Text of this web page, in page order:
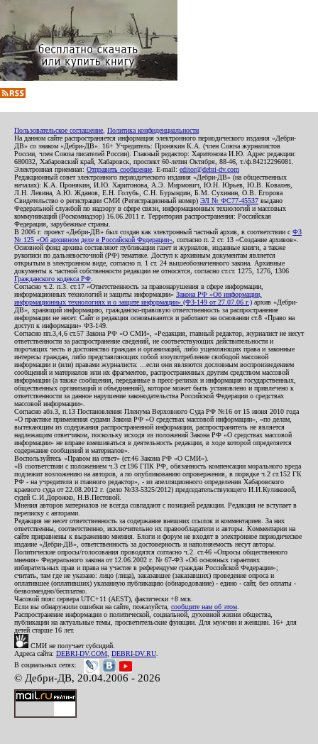
Пользовательское соглашение Политика конфиденциальности
На данном сайте распространяется информация электронного периодического издания «Дебри-
ДВ» со знаком «Дебри-ДВ». 16+ Учредитель: Пронякин К.А. (член Союза журналистов
России, член Союза писателей России). Главный редактор: Харитонова И.Ю. Адрес редакции:
680032, Хабаровский край, Хабаровск, проспект 60-летия Октября, 88-46, т./ф.84212296081.
Электронная приемная: Отправить сообщение . E-mail: editor@debri-dv.com
Редакционный совет электронного периодического издания «Дебри-ДВ» (на общественных
началах): К.А. Пронякин, И.Ю. Харитонова, А.Э. Мирмович, Ю.Н. Юрьев, Ю.В. Ковалев,
Л.Н. Левина, А.Ю. Жданов, Е.Н. Голубь, С.Н. Бурындин, Б.М. Сухинин, О.В. Егорова
Свидетельство о регистрации СМИ (Регистрационный номер) ЭЛ № ФС77-45537 выдано
Федеральной службой по надзору в сфере связи, информационных технологий и массовых
коммуникаций (Роскомнадзор) 16.06.2011 г. Территория распространения: Российская
Федерация, зарубежные страны.
В 2006 г. проект «Дебри-ДВ» был создан как электронный частный архив, в соответствии с ФЗ
№ 125 «Об архивном деле в Российской Федерации» , согласно п. 2 ст. 13 «Создание архивов».
Основной фонд архива составляют публикации газет и журналов, изданные книги, а также
рукописи по дальневосточной (РФ) тематике. Доступ к архивным документам является
открытым в электронном виде, согласно п. 1 ст. 24 вышеобозначенного закона. Архивные
документы к частной собственности редакции не относятся, согласно ст.ст. 1275, 1276, 1306
Гражданского кодекса РФ
Согласно ч.2. п.3. ст.17 «Ответственность за правонарушения в сфере информации,
информационных технологий и защиты информации» Закона РФ «Об информации,
информационных технологиях и о защите информации» (ФЗ-149 от 27.07.06 г.) архив «Дебри-
ДВ», хранящий информацию, гражданско-правовую ответственность за распространение
информации не несет. Сайт и редакция основываются и работают на основании ст.8 «Право на
доступ к информации» ФЗ-149.
Согласно пп.3,4,6 ст.57 Закона РФ «О СМИ», «Редакция, главный редактор, журналист не несут
ответственности за распространение сведений, не соответствующих действительности и
порочащих честь и достоинство граждан и организаций, либо ущемляющих права и законные
интересы граждан, либо представляющих собой злоупотребление свободой массовой
информации и (или) правами журналиста: ...если они являются дословным воспроизведением
сообщений и материалов или их фрагментов, распространенных другим средством массовой
информации (а также сообщения, переданные в пресс-релизах и информация государственных,
общественных организаций и объединений), которое может быть установлено и привлечено к
ответственности за данное нарушение законодательства Российской Федерации о средствах
массовой информации».
Согласно абз.3, п.13 Постановления Пленума Верховного Суда РФ №16 от 15 июня 2010 года
«О практике применения судами Закона РФ «О средствах массовой информации», «по делам,
вытекающим из содержания распространенной информации, распространитель не является
надлежащим ответчиком, поскольку исходя из положений Закона РФ «О средствах массовой
информации» не вправе вмешиваться в деятельность редакции, в ходе которой определяется
содержание сообщений и материалов».
Воспользуйтесь «Правом на ответ» (ст.46 Закона РФ «О СМИ»).
«В соответствии с положением ч.3 ст.196 ГПК РФ, обязанность компенсации морального вреда
подлежит возложению на авторов, а по опубликованию опровержения, в порядке ч.2 ст.152 ГК
РФ - на учредителя и главного редактор», - из апелляционного определения Хабаровского
краевого суда от 22.08.2012 г. (дело №33-5325/2012) председательствующего И.И.Куликовой,
судей С.И.Дорожко, Н.В.Пестовой.
Мнения авторов материалов не всегда совпадают с позицией редакции. Редакция не вступает в
переписку с авторами.
Редакция не несет ответственность за содержание внешних ссылок и комментариев. За них
ответственны, соответственно, исключительно их правообладатели и авторы. Комментарии на
сайте приравнены к выражению мнения. Блоги и форум не входят в электронное периодическое
издание «Дебри-ДВ», ответственность за достоверность и наполняемость несут авторы.
Политические опросы/голосования проводятся согласно ч.2. ст.46 «Опросы общественного
мнения» Федерального закона от 12.06.2002 г. № 67-ФЗ «Об основных гарантиях
избирательных прав и права на участие в референдуме граждан Российской Федерации»;
считать, там где не указано: лицо (лица), заказавшее (заказавших) проведение опроса и
оплатившее (оплативших) указанную публикацию (обнародование) - едино - сайт, без оплаты -
безвозмездно/бесплатно.
Часовой пояс сервера UTC+11 (AEST), фактически +8 мск.
Если вы обнаружили ошибки на сайте, пожалуйста, сообщите нам об этом
Распространение информации о политической, социальной, духовной жизни общества,
публикации на актуальные темы, просветительские функции. Для мужчин и женщин. 16+ для
детей старше 16 лет.
СМИ не получает субсидий.
Адреса сайта: DEBRI-DV.COM DEBRI-DV.RU
В социальных сетях:
© Дебри-ДВ, 20.04.2006 - 2026